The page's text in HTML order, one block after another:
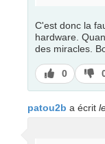
C'est donc la
hardware.
des miracles.
J’aime
0
patou2b a écrit